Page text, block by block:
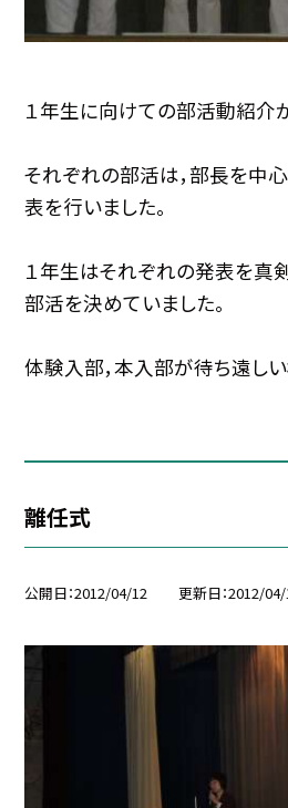
１年生に向けての部活動紹介
それぞれの部活は，部長を中
表を行いました。
１年生はそれぞれの発表を真
部活を決めていました。
体験入部，本入部が待ち遠しい
離任式
公開日 2012/04/12 更新日 2012/